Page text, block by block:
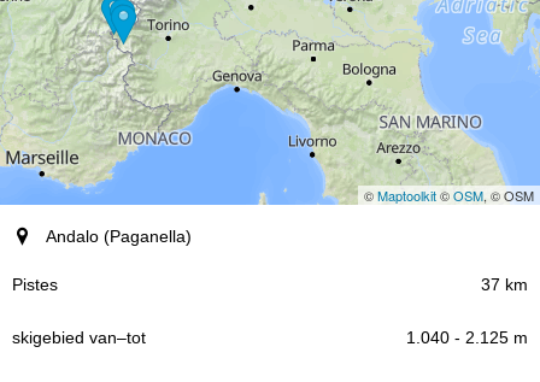
©Maptoolkit©OSM, © OSM
Plaatsen (regio)
Pistes
Andalo (Paganella)
37 km
1.040 - 2.125 m